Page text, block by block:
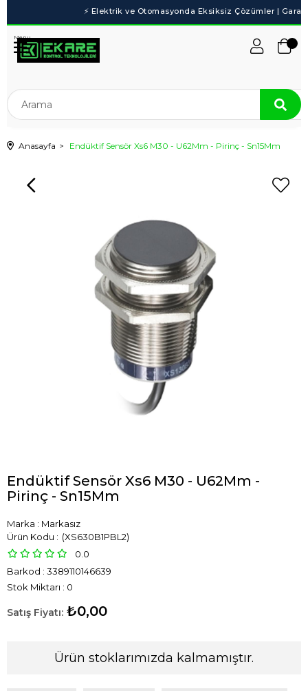
Menu
Anasayfa Endüktif Sensör Xs6 M30 - U62Mm - Pirinç - Sn15Mm
Endüktif Sensör Xs6 M30 - U62Mm -
Pirinç - Sn15Mm
Marka : Markasız
(XS630B1PBL2)
0.0
Barkod : 3389110146639
Stok Miktarı : 0
₺0,00
Ürün stoklarımızda kalmamıştır.